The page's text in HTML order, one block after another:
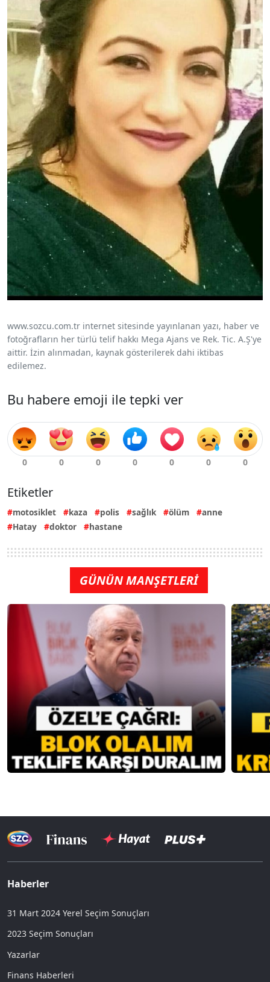
www.sozcu.com.tr internet sitesinde yayınlanan yazı, haber ve
fotoğrafların her türlü telif hakkı Mega Ajans ve Rek. Tic. A.Ş'ye
aittir. İzin alınmadan, kaynak gösterilerek dahi iktibas
edilemez.
Bu habere emoji ile tepki ver
Etiketler
motosiklet kaza polis sağlık ölüm
anne
Hatay
doktor hastane
GÜNÜN MANŞETLERİ
Haberler
31 Mart 2024 Yerel Seçim Sonuçları
2023 Seçim Sonuçları
Yazarlar
Finans Haberleri